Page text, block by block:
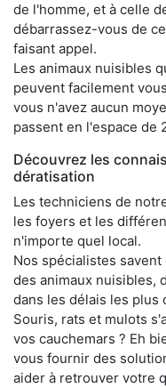
de l'homme, et à celle
débarrassez-vous de
faisant appel.
Les animaux nuisibles
peuvent facilement
vous n'avez aucun
passent en l'espace de
Découvrez les
dératisation
Les techniciens de
les foyers et les
n'importe quel local.
Nos spécialistes
des animaux nuisibles,
dans les délais les plus
Souris, rats et mulots
vos cauchemars ? Eh
vous fournir des
aider à retrouver votre